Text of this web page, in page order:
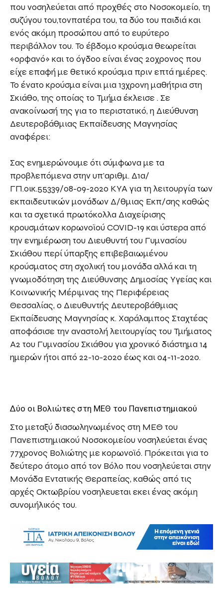
που νοσηλεύεται από προχθές στο Νοσοκομείο, τη
συζύγου του,τονπατέρα του, τα δύο του παιδιά και
ενός ακόμη προσώπου από το ευρύτερο
περιβάλλον του. Το έβδομο κρούσμα θεωρείται
«ορφανό» και το όγδοο είναι ένας 20χρονος που
είχε επαφή με θετικό κρούσμα πριν επτά ημέρες.
Το ένατο κρούσμα είναι μια 13χρονη μαθήτρια στη
Σκιάθο, της οποίας το Τμήμα έκλεισε . Σε
ανακοίνωσή της για το περιστατικό, η Διεύθυνση
Δευτεροβάθμιας Εκπαίδευσης Μαγνησίας
αναφέρει:
Σας ενημερώνουμε ότι σύμφωνα με τα
προβλεπόμενα στην υπ’αριθμ. Δ1α/
ΓΠ.οικ.55339/08-09-2020 ΚΥΑ για τη λειτουργία των
εκπαιδευτικών μονάδων Δ/θμιας Εκπ/σης καθώς
και τα σχετικά πρωτόκολλα Διαχείρισης
κρουσμάτων κορωνοϊού COVID-19 και ύστερα από
την ενημέρωση του Διευθυντή του Γυμνασίου
Σκιάθου περί ύπαρξης επιβεβαιωμένου
κρούσματος στη σχολική του μονάδα αλλά και τη
γνωμοδότηση της Διεύθυνσης Δημοσίας Υγείας και
Κοινωνικής Μέριμνας της Περιφέρειας
Θεσσαλίας, ο Διευθυντής Δευτεροβάθμιας
Εκπαίδευσης Μαγνησίας κ. Χαράλαμπος Σταχτέας
αποφάσισε την αναστολή λειτουργίας του Τμήματος
Α2 του Γυμνασίου Σκιάθου για χρονικό διάστημα 14
ημερών ήτοι από 22-10-2020 έως και 04-11-2020.
Δύο οι Βολιώτες στη ΜΕΘ του Πανεπιστημιακού
Στο μεταξύ διασωληνωμένος στη ΜΕΘ του
Πανεπιστημιακού Νοσοκομείου νοσηλεύεται ένας
77χρονος Βολιώτης με κορωνοϊό. Πρόκειται για το
δεύτερο άτομο από τον Βόλο που νοσηλεύεται στην
Μονάδα Εντατικής Θεραπείας, καθώς από τις
αρχές Οκτωβρίου νοσηλευεται εκει ένας ακόμη
συνομήλικός του.